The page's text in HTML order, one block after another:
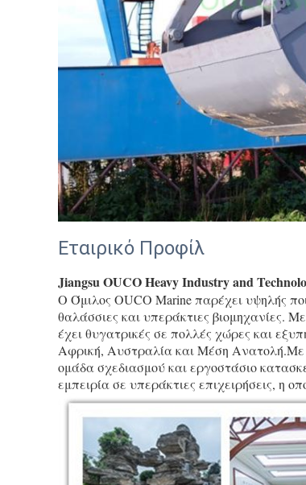
Εταιρικό Προφίλ
Jiangsu OUCO Heavy Industry and
Ο Όμιλος OUCO Marine παρέχει υψηλής
θαλάσσιες και υπεράκτιες βιομηχανίες.
έχει θυγατρικές σε πολλές χώρες και
Αφρική, Αυστραλία και Μέση Ανατολή.Με
ομάδα σχεδιασμού και εργοστάσιο
εμπειρία σε υπεράκτιες επιχειρήσεις, η